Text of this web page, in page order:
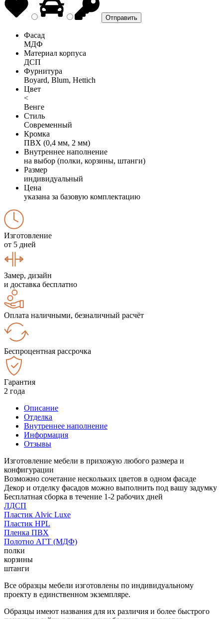
Фасад
МДФ
Материал корпуса
ДСП
Фурнитура
Boyard, Blum, Hettich
Цвет
<
Венге
Стиль
Современный
Кромка
ПВХ (0,4 мм, 2 мм)
Внутреннее наполнение
на выбор (полки, корзины, штанги)
Размер
индивидуальный
Цена
указана за базовую комплектацию
Изготовление
от 5 дней
Замер, дизайн
и доставка бесплатно
Оплата наличными, безналичный расчёт
Беспроцентная рассрочка
Гарантия
2 года
Описание
Отделка
Внутреннее наполнение
Информация
Отзывы
Изготовление мебели в прихожую любого размера и
конфигурации
Возможно сочетание нескольких цветов в одном фасаде
Декор и отделку фасадов можно выполнить под вашу задумку
Бесплатная сборка в течение 1-2 рабочих дней
ЛДСП
Пластик Alvic Luxe
Пластик HPL
Пленка ПВХ
Полотно АГТ (МДФ)
полки
корзины
штанги
Все образцы мебели изготовлены по индивидуальному
проекту в единственном экземпляре.
Образцы имеют названия для их различия и более быстрого